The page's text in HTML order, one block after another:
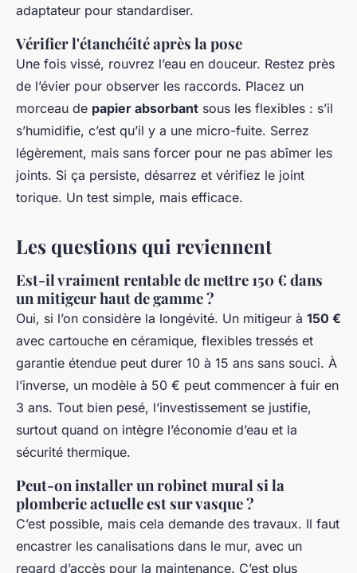
adaptateur pour standardiser.
Vérifier l'étanchéité après la pose
Une fois vissé, rouvrez l’eau en douceur. Restez près
de l’évier pour observer les raccords. Placez un
morceau de papier absorbant sous les flexibles : s’il
s’humidifie, c’est qu’il y a une micro-fuite. Serrez
légèrement, mais sans forcer pour ne pas abîmer les
joints. Si ça persiste, désarrez et vérifiez le joint
torique. Un test simple, mais efficace.
Les questions qui reviennent
Est-il vraiment rentable de mettre 150 € dans
un mitigeur haut de gamme ?
Oui, si l’on considère la longévité. Un mitigeur à 150 €
avec cartouche en céramique, flexibles tressés et
garantie étendue peut durer 10 à 15 ans sans souci. À
l’inverse, un modèle à 50 € peut commencer à fuir en
3 ans. Tout bien pesé, l’investissement se justifie,
surtout quand on intègre l’économie d’eau et la
sécurité thermique.
Peut-on installer un robinet mural si la
plomberie actuelle est sur vasque ?
C’est possible, mais cela demande des travaux. Il faut
encastrer les canalisations dans le mur, avec un
regard d’accès pour la maintenance. C’est plus